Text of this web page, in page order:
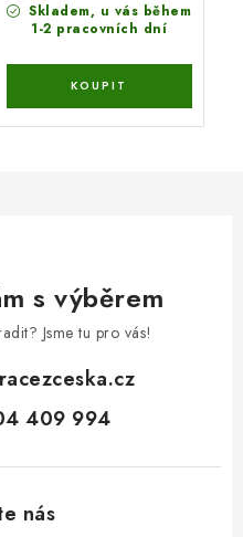
Skladem, u vás během
1-2 pracovních dní
s výběrem
Jsme tu pro vás!
409 994